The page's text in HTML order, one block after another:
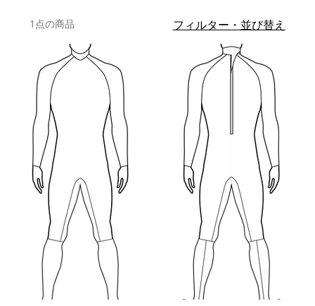
1点の商品 フィルター・並び替え